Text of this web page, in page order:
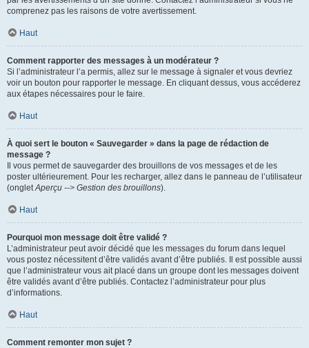
comprenez pas les raisons de votre avertissement.
Haut
Comment rapporter des messages à un modérateur ?
Si l’administrateur l’a permis, allez sur le message à signaler et vous devriez
voir un bouton pour rapporter le message. En cliquant dessus, vous accéderez
aux étapes nécessaires pour le faire.
Haut
À quoi sert le bouton « Sauvegarder » dans la page de rédaction de
message ?
Il vous permet de sauvegarder des brouillons de vos messages et de les
poster ultérieurement. Pour les recharger, allez dans le panneau de l’utilisateur
(ongletAperçu --> Gestion des brouillons).
Haut
Pourquoi mon message doit être validé ?
L’administrateur peut avoir décidé que les messages du forum dans lequel
vous postez nécessitent d’être validés avant d’être publiés. Il est possible aussi
que l’administrateur vous ait placé dans un groupe dont les messages doivent
être validés avant d’être publiés. Contactez l’administrateur pour plus
d’informations.
Haut
Comment remonter mon sujet ?